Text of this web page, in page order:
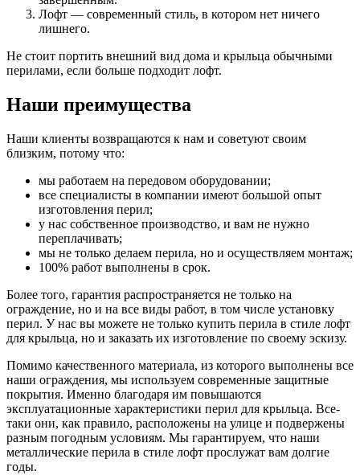
Лофт — современный стиль, в котором нет ничего
лишнего.
Не стоит портить внешний вид дома и крыльца обычными
перилами, если больше подходит лофт.
Наши преимущества
Наши клиенты возвращаются к нам и советуют своим
близким, потому что:
мы работаем на передовом оборудовании;
все специалисты в компании имеют большой опыт
изготовления перил;
у нас собственное производство, и вам не нужно
переплачивать;
мы не только делаем перила, но и осуществляем монтаж;
100% работ выполнены в срок.
Более того, гарантия распространяется не только на
ограждение, но и на все виды работ, в том числе установку
перил. У нас вы можете не только купить перила в стиле лофт
для крыльца, но и заказать их изготовление по своему эскизу.
Помимо качественного материала, из которого выполнены все
наши ограждения, мы используем современные защитные
покрытия. Именно благодаря им повышаются
эксплуатационные характеристики перил для крыльца. Все-
таки они, как правило, расположены на улице и подвержены
разным погодным условиям. Мы гарантируем, что наши
металлические перила в стиле лофт прослужат вам долгие
годы.